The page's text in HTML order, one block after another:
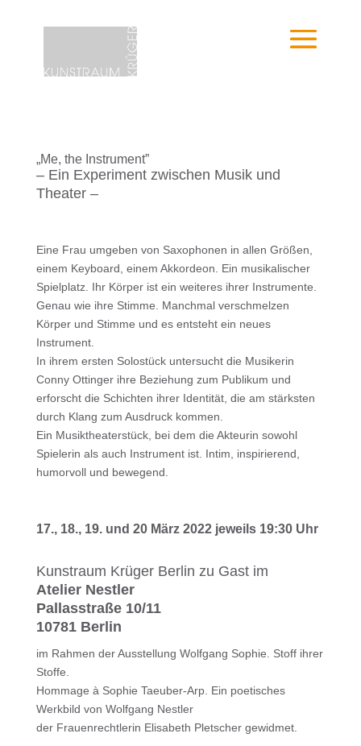
„Me, the Instrument”
– Ein Experiment zwischen Musik und
Theater –
Eine Frau umgeben von Saxophonen in allen Größen,
einem Keyboard, einem Akkordeon. Ein musikalischer
Spielplatz. Ihr Körper ist ein weiteres ihrer Instrumente.
Genau wie ihre Stimme. Manchmal verschmelzen
Körper und Stimme und es entsteht ein neues
Instrument.
In ihrem ersten Solostück untersucht die Musikerin
Conny Ottinger ihre Beziehung zum Publikum und
erforscht die Schichten ihrer Identität, die am stärksten
durch Klang zum Ausdruck kommen.
Ein Musiktheaterstück, bei dem die Akteurin sowohl
Spielerin als auch Instrument ist. Intim, inspirierend,
humorvoll und bewegend.
17., 18., 19. und 20 März 2022 jeweils 19:30 Uhr
Kunstraum Krüger Berlin zu Gast im
Atelier Nestler
Pallasstraße 10/11
10781 Berlin
im Rahmen der Ausstellung Wolfgang Sophie. Stoff ihrer
Stoffe.
Hommage à Sophie Taeuber-Arp. Ein poetisches
Werkbild von Wolfgang Nestler
der Frauenrechtlerin Elisabeth Pletscher gewidmet.